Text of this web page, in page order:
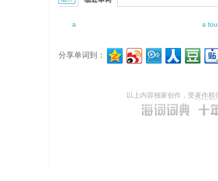
a a
分享单词到：
以上内容独家创作，受著作权